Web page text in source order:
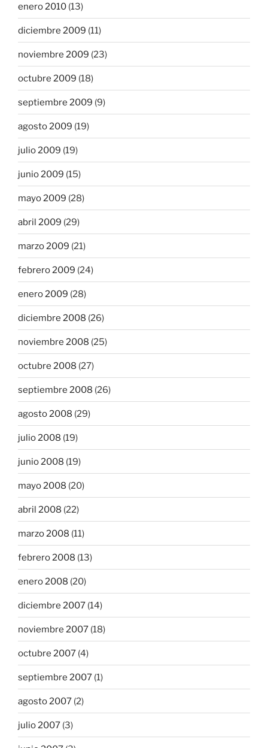
enero 2010 (13)
diciembre 2009 (11)
noviembre 2009 (23)
octubre 2009 (18)
septiembre 2009 (9)
agosto 2009 (19)
julio 2009 (19)
junio 2009 (15)
mayo 2009 (28)
abril 2009 (29)
marzo 2009 (21)
febrero 2009 (24)
enero 2009 (28)
diciembre 2008 (26)
noviembre 2008 (25)
octubre 2008 (27)
septiembre 2008 (26)
agosto 2008 (29)
julio 2008 (19)
junio 2008 (19)
mayo 2008 (20)
abril 2008 (22)
marzo 2008 (11)
febrero 2008 (13)
enero 2008 (20)
diciembre 2007 (14)
noviembre 2007 (18)
octubre 2007 (4)
septiembre 2007 (1)
agosto 2007 (2)
julio 2007 (3)